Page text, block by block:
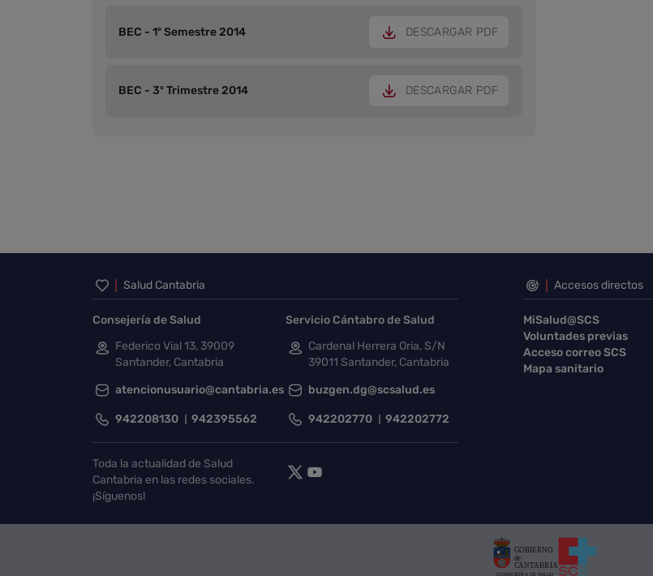
BEC - 1º Semestre 2014 DESCARGAR PDF
BEC - 3º Trimestre 2014 DESCARGAR PDF
Inicio del pie de página
Salud Cantabria
Consejería de Salud
Federico Vial 13, 39009
Santander, Cantabria
atencionusuario@cantabria.es
942208130 942395562
Servicio Cántabro de Salud
Cardenal Herrera Oria, S/N
39011 Santander, Cantabria
buzgen.dg@scsalud.es
942202770 942202772
Toda la actualidad de Salud
Cantabria en las redes sociales.
¡Síguenos!
Accesos directos
MiSalud@SCS
Voluntades previas
Acceso correo SCS
Mapa sanitario